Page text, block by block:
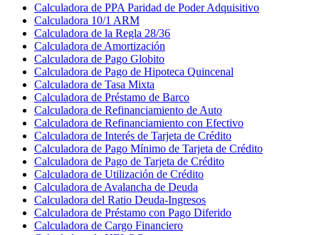
Calculadora de PPA Paridad de Poder Adquisitivo
Calculadora 10/1 ARM
Calculadora de la Regla 28/36
Calculadora de Amortización
Calculadora de Pago Globito
Calculadora de Pago de Hipoteca Quincenal
Calculadora de Tasa Mixta
Calculadora de Préstamo de Barco
Calculadora de Refinanciamiento de Auto
Calculadora de Refinanciamiento con Efectivo
Calculadora de Interés de Tarjeta de Crédito
Calculadora de Pago Mínimo de Tarjeta de Crédito
Calculadora de Pago de Tarjeta de Crédito
Calculadora de Utilización de Crédito
Calculadora de Avalancha de Deuda
Calculadora del Ratio Deuda-Ingresos
Calculadora de Préstamo con Pago Diferido
Calculadora de Cargo Financiero